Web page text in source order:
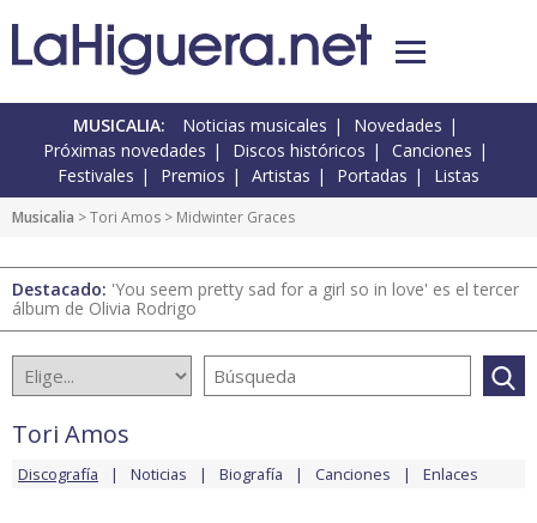
MUSICALIA: Noticias musicales
Novedades
Próximas novedades
Discos históricos
Canciones
Festivales
Premios Artistas Portadas Listas
Musicalia >Tori Amos > Midwinter Graces
Destacado: 'You seem pretty sad for a girl so in love' es el tercer
álbum de Olivia Rodrigo
Tori Amos
Discografía Noticias Biografía Canciones Enlaces